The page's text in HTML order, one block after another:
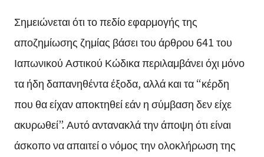
Σημειώνεται ότι το πεδίο εφαρμογής της
αποζημίωσης ζημίας βάσει του άρθρου 641 του
Ιαπωνικού Αστικού Κώδικα περιλαμβάνει όχι μόνο
τα ήδη δαπανηθέντα έξοδα, αλλά και τα “κέρδη
που θα είχαν αποκτηθεί εάν η σύμβαση δεν είχε
ακυρωθεί”. Αυτό αντανακλά την άποψη ότι είναι
άσκοπο να απαιτεί ο νόμος την ολοκλήρωση της